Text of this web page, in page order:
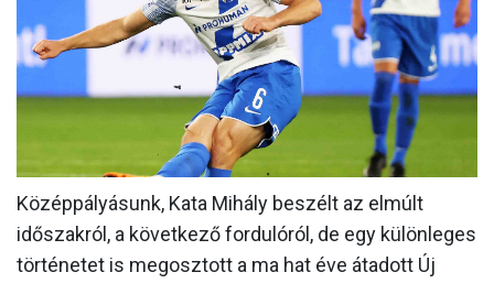
MÉRKŐZÉSEK
KLUB
GALÉRIA
SZURKOLÓI ÉLMÉNYEK
AKKREDITÁCIÓ
Középpályásunk, Kata Mihály beszélt az elmúlt
időszakról, a következő fordulóról, de egy különleges
történetet is megosztott a ma hat éve átadott Új